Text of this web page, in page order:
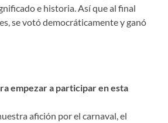
e historia. Así que al final
se votó democráticamente y ganó
empezar a participar en esta
afición por el carnaval, el